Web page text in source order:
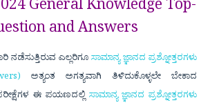
General Knowledge Top-
and Answers
ನಡೆಸುತ್ತಿರುವ ಎಲ್ಲರಿಗೂಸಾಮಾನ್ಯ ಜ್ಞಾನದ ಪ್ರಶ್ನೋತ್ತರಗಳು
ಅತ್ಯಂತ ಅಗತ್ಯವಾಗಿ ತಿಳಿದುಕೊಳ್ಳಲೇ ಬೇಕಾದ
ಈ ಪಯಣದಲ್ಲಿಸಾಮಾನ್ಯ ಜ್ಞಾನದ ಪ್ರಶ್ನೋತ್ತರಗಳು